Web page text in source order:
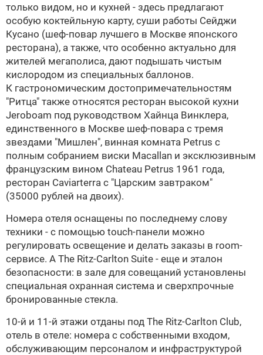
только видом, но и кухней - здесь предлагают
особую коктейльную карту, суши работы Сейджи
Кусано (шеф-повар лучшего в Москве японского
ресторана), а также, что особенно актуально для
жителей мегаполиса, дают подышать чистым
кислородом из специальных баллонов.
К гастрономическим достопримечательностям
"Ритца" также относятся ресторан высокой кухни
Jeroboam под руководством Хайнца Винклера,
единственного в Москве шеф-повара с тремя
звездами "Мишлен", винная комната Petrus с
полным собранием виски Macallan и эксклюзивным
французским вином Chateau Petrus 1961 года,
ресторан Caviarterra с "Царским завтраком"
(35000 рублей на двоих).
Номера отеля оснащены по последнему слову
техники - с помощью touch-панели можно
регулировать освещение и делать заказы в room-
сервисе. А The Ritz-Carlton Suite - еще и эталон
безопасности: в зале для совещаний установлены
специальная охранная система и сверхпрочные
бронированные стекла.
10-й и 11-й этажи отданы под The Ritz-Carlton Club,
отель в отеле: номера с собственными входом,
обслуживающим персоналом и инфраструктурой